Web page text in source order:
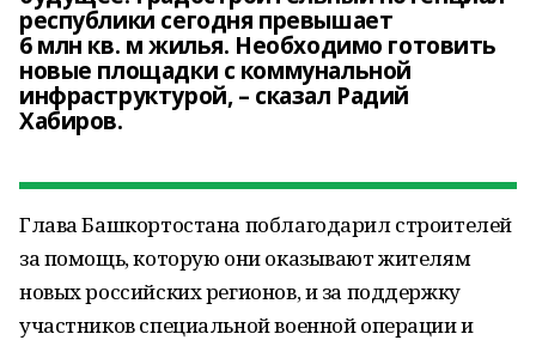
республики сегодня превышает
6 млн кв. м жилья. Необходимо готовить
новые площадки с коммунальной
инфраструктурой, – сказал Радий
Хабиров.
Глава Башкортостана поблагодарил строителей
за помощь, которую они оказывают жителям
новых российских регионов, и за поддержку
участников специальной военной операции и